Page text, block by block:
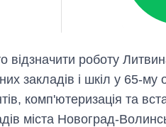
відзначити роботу
закладів і шкіл у 65-
комп'ютеризація та
міста Новоград-